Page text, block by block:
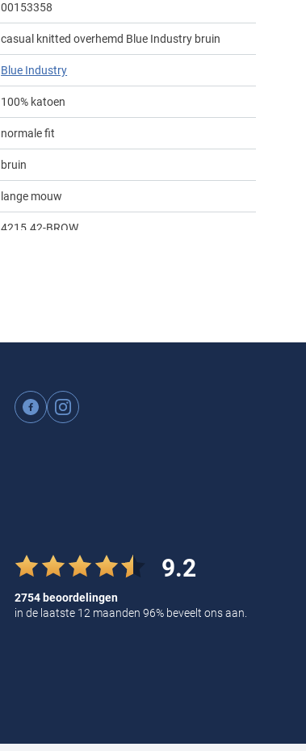
00153358
casual knitted overhemd Blue Industry bruin
Blue Industry
100% katoen
normale fit
bruin
lange mouw
4215.42-BROW
knitted
9.2
2754 beoordelingen
in de laatste 12 maanden 96% beveelt ons aan.